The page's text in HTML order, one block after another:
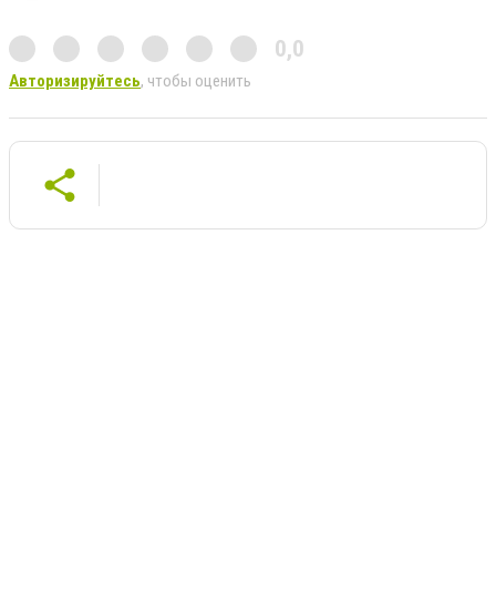
0,0
Авторизируйтесь, чтобы оценить